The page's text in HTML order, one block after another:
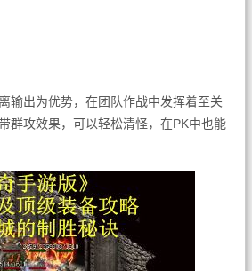
输出为优势，在团队作战中发挥着至关
群攻效果，可以轻松清怪，在PK中也能